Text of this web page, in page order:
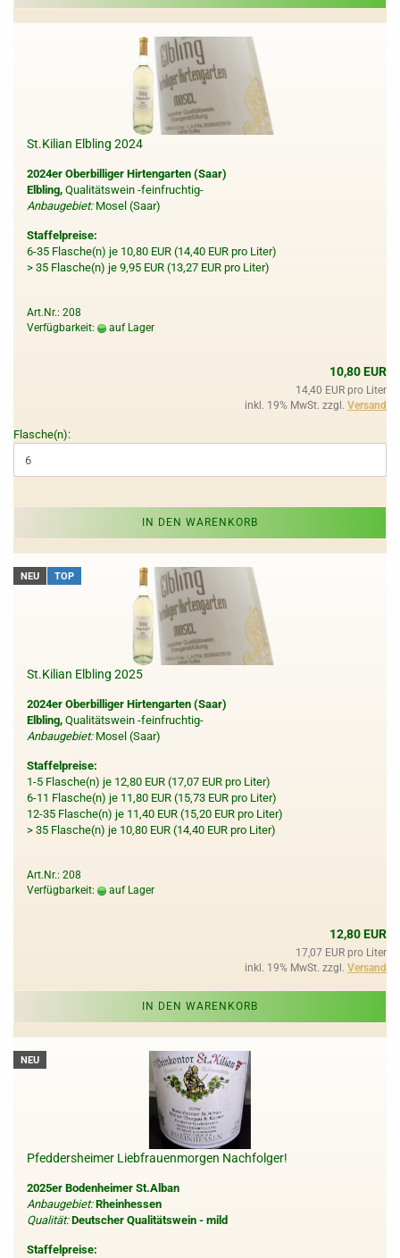
St.Kilian Elbling 2024
2024er Oberbilliger Hirtengarten (Saar)
Elbling, Qualitätswein -feinfruchtig-
Anbaugebiet:Mosel (Saar)
Staffelpreise:
6-35 Flasche(n) je 10,80 EUR (14,40 EUR pro Liter)
> 35 Flasche(n) je 9,95 EUR (13,27 EUR pro Liter)
Art.Nr.: 208
Verfügbarkeit:
auf Lager
10,80 EUR
14,40 EUR pro Liter
inkl. 19% MwSt. zzgl. Versand
Flasche(n):
IN DEN WARENKORB
NEU TOP
St.Kilian Elbling 2025
2024er Oberbilliger Hirtengarten (Saar)
Elbling, Qualitätswein -feinfruchtig-
Anbaugebiet:Mosel (Saar)
Staffelpreise:
1-5 Flasche(n) je 12,80 EUR (17,07 EUR pro Liter)
6-11 Flasche(n) je 11,80 EUR (15,73 EUR pro Liter)
12-35 Flasche(n) je 11,40 EUR (15,20 EUR pro Liter)
> 35 Flasche(n) je 10,80 EUR (14,40 EUR pro Liter)
Art.Nr.: 208
Verfügbarkeit:
auf Lager
12,80 EUR
17,07 EUR pro Liter
inkl. 19% MwSt. zzgl. Versand
IN DEN WARENKORB
NEU
Pfeddersheimer Liebfrauenmorgen Nachfolger!
2025er Bodenheimer St.Alban
Anbaugebiet:Rheinhessen
Qualität:Deutscher Qualitätswein - mild
Staffelpreise: